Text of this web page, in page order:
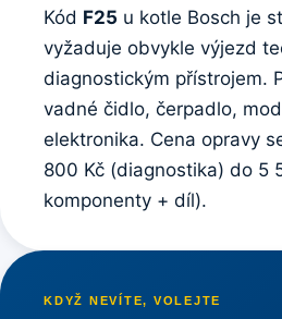
Kód F25 u kotle Bosch je
vyžaduje obvykle výjezd
diagnostickým přístrojem.
vadné čidlo, čerpadlo,
elektronika. Cena opravy
800 Kč (diagnostika) do 5
komponenty + díl).
KDYŽ NEVÍTE, VOLEJTE